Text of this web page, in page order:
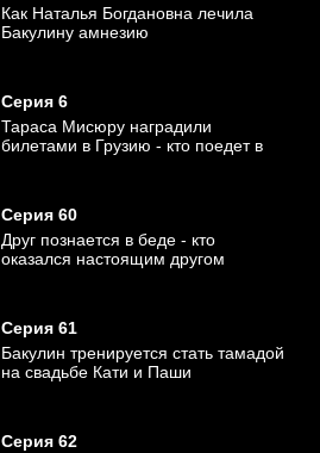
Как Наталья Богдановна лечила
Бакулину амнезию
Серия 6
Тараса Мисюру наградили
билетами в Грузию - кто поедет в
Серия 60
Друг познается в беде - кто
оказался настоящим другом
Серия 61
Бакулин тренируется стать тамадой
на свадьбе Кати и Паши
Серия 62